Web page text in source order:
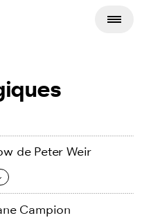
de Peter Weir
Campion